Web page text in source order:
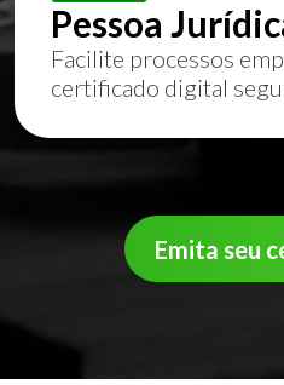
Pessoa
Facilite processos
certificado digital
Emita seu